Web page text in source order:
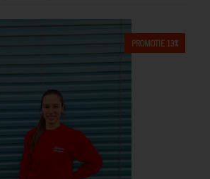
PROMOTIE 13%